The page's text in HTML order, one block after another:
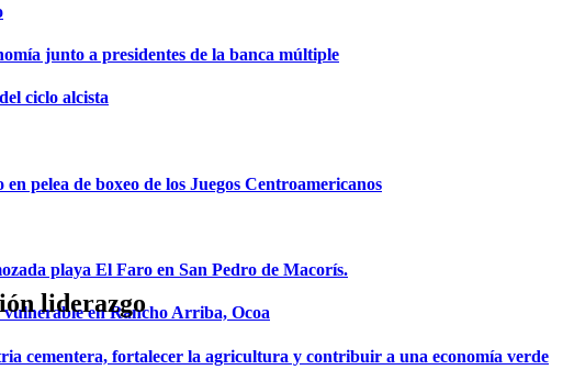
junto a presidentes de la banca múltiple
ciclo alcista
pelea de boxeo de los Juegos Centroamericanos
playa El Faro en San Pedro de Macorís.
en Rancho Arriba, Ocoa
cementera, fortalecer la agricultura y contribuir a una economía verde
liderazgo